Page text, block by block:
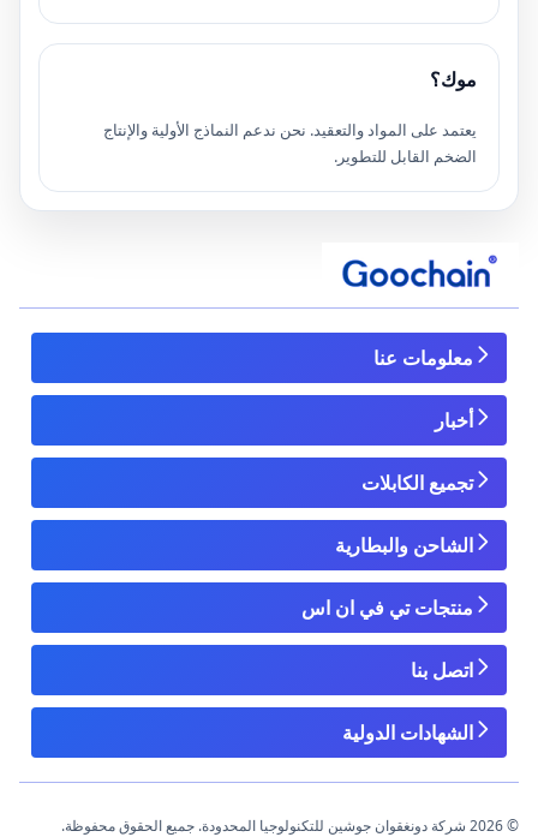
موك؟
يعتمد على المواد والتعقيد. نحن ندعم النماذج الأولية والإنتاج
الضخم القابل للتطوير.
معلومات عنا
أخبار
تجميع الكابلات
الشاحن والبطارية
منتجات تي في ان اس
اتصل بنا
الشهادات الدولية
© 2026 شركة دونغقوان جوشين للتكنولوجيا المحدودة. جميع الحقوق محفوظة.